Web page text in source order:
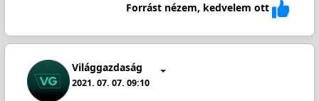
Forrást nézem, kedvelem ott
Világgazdaság
2021. 07. 07. 09:10